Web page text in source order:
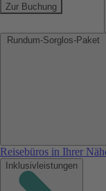
Zur Buchung
Reisebüros in Ihrer
Inklusivleistungen